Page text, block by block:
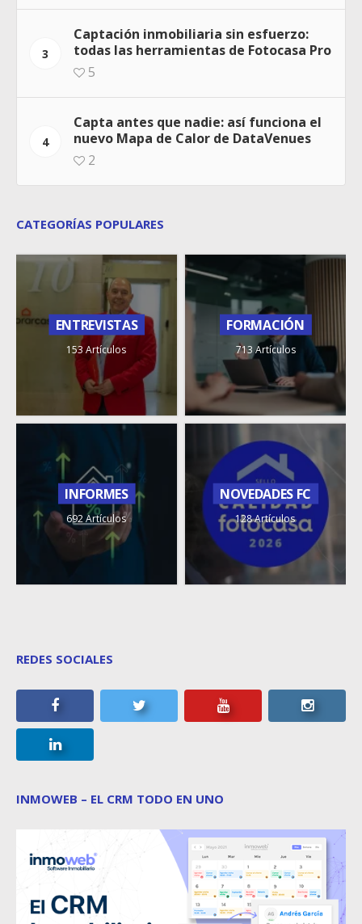
3
Captación inmobiliaria sin esfuerzo:
todas las herramientas de Fotocasa Pro
5
4
Capta antes que nadie: así funciona el
nuevo Mapa de Calor de DataVenues
2
CATEGORÍAS POPULARES
ENTREVISTAS
153 Artículos
FORMACIÓN
713 Artículos
INFORMES
692 Artículos
NOVEDADES FC
128 Artículos
REDES SOCIALES
INMOWEB – EL CRM TODO EN UNO